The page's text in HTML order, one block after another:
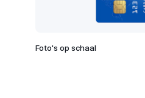
Foto's op schaal